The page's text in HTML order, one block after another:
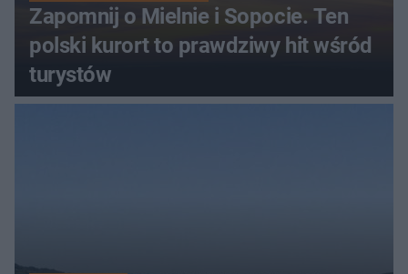
Zapomnij o Mielnie i Sopocie. Ten
polski kurort to prawdziwy hit wśród
turystów